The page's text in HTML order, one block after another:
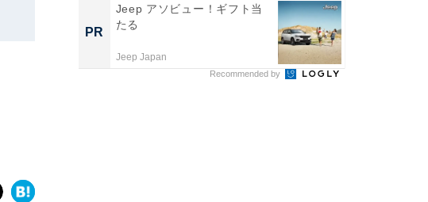
PR
Jeep アソビュー！ギフト当
たる
Jeep Japan
Recommended by